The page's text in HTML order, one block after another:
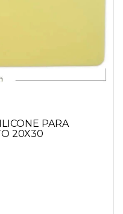
PARA
20X30